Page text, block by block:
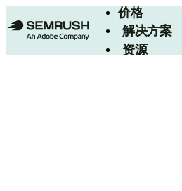
价格
解决方案
资源